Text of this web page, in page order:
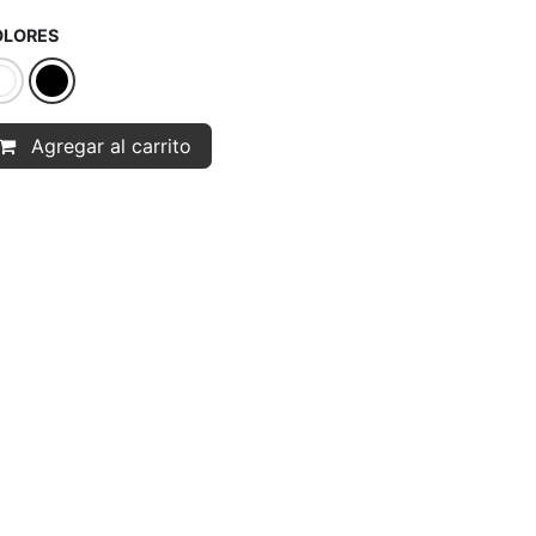
Agregar al carrito